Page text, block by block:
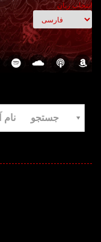
انتخاب زبان
جستجو نام